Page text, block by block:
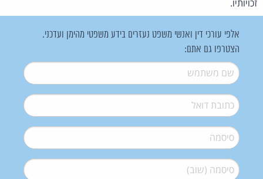
זכויותיו.
אלפי עורכי דין ואנשי משפט נעזרים בידע משפטי מהימן ועדכני.
הצטרפו גם אתם:
שם משתמש*
דואל*
סיסמה*
סיסמה (שוב)*